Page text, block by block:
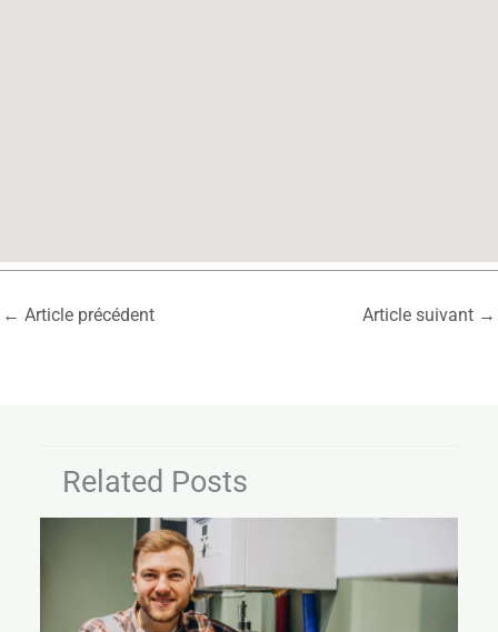
← Article précédent Article suivant →
Related Posts